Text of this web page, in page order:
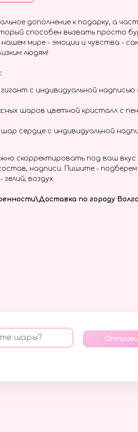
дополнение к подарку, а
способен вызвать просто
мире - эмоции и чувства -
людям!
с индивидуальной надписью
шаров цветной кристалл с
сердце с индивидуальной
скорректировать под ваш
надписи. Пишите - подберем
воздух.
по городу
шары?